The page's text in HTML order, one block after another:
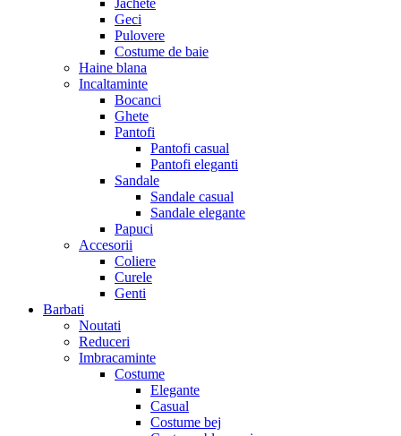
Jachete
Geci
Pulovere
Costume de baie
Haine blana
Incaltaminte
Bocanci
Ghete
Pantofi
Pantofi casual
Pantofi eleganti
Sandale
Sandale casual
Sandale elegante
Papuci
Accesorii
Coliere
Curele
Genti
Barbati
Noutati
Reduceri
Imbracaminte
Costume
Elegante
Casual
Costume bej